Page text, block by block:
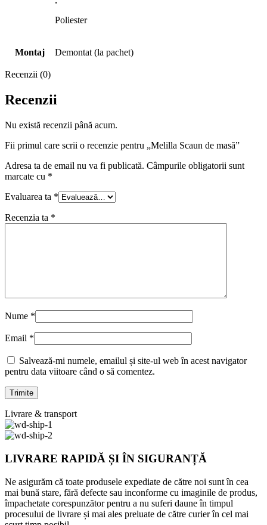
Poliester
Montaj Demontat (la pachet)
Recenzii (0)
Recenzii
Nu există recenzii până acum.
Fii primul care scrii o recenzie pentru „Melilla Scaun de masă”
Adresa ta de email nu va fi publicată. Câmpurile obligatorii sunt
marcate cu *
Evaluarea ta *
Recenzia ta *
Nume *
Email *
Salvează-mi numele, emailul și site-ul web în acest navigator
pentru data viitoare când o să comentez.
Livrare & transport
LIVRARE RAPIDĂ ȘI ÎN SIGURANȚĂ
Ne asigurăm că toate produsele expediate de către noi sunt în cea
mai bună stare, fără defecte sau inconforme cu imaginile de produs,
împachetate corespunzător pentru a nu suferi daune în timpul
procesului de livrare și mai ales preluate de către curier în cel mai